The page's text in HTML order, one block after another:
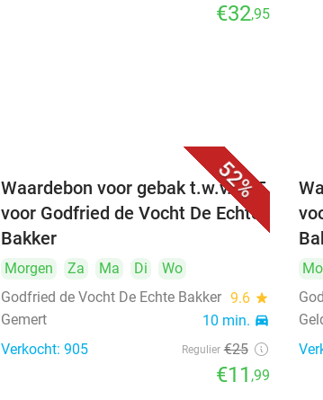
€32,95
52%
Waardebon voor gebak t.w.v. €25
voor Godfried de Vocht De Echte
Bakker
Morgen Za Ma Di
Wo
Godfried de Vocht De Echte Bakker 9.6 star
Gemert 10 min. directions_car
Verkocht: 905 Regulier €25
€11 ,99